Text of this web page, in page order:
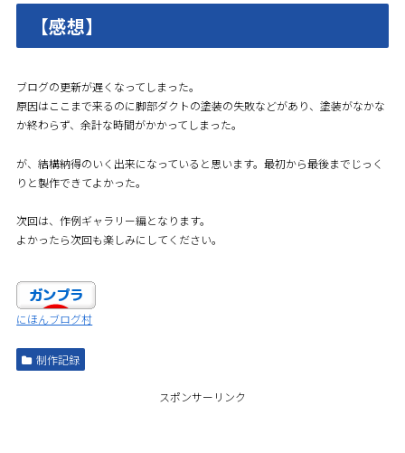
【感想】
ブログの更新が遅くなってしまった。
原因はここまで来るのに脚部ダクトの塗装の失敗などがあり、塗装がなかな
か終わらず、余計な時間がかかってしまった。
が、結構納得のいく出来になっていると思います。最初から最後までじっく
りと製作できてよかった。
次回は、作例ギャラリー編となります。
よかったら次回も楽しみにしてください。
にほんブログ村
制作記録
スポンサーリンク